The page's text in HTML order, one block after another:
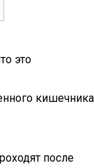
это
кишечника
после